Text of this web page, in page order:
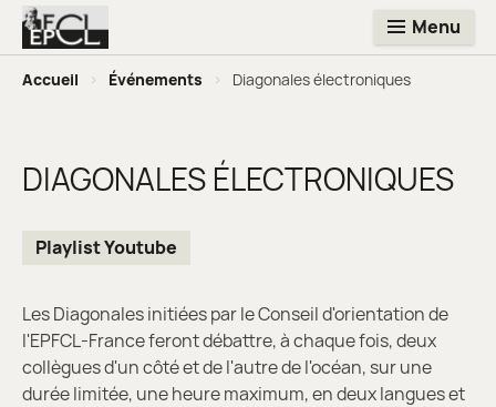
Menu
Accueil > Événements > Diagonales électroniques
DIAGONALES ÉLECTRONIQUES
Playlist Youtube
Les Diagonales initiées par le Conseil d'orientation de
l'EPFCL-France feront débattre, à chaque fois, deux
collègues d'un côté et de l'autre de l'océan, sur une
durée limitée, une heure maximum, en deux langues et